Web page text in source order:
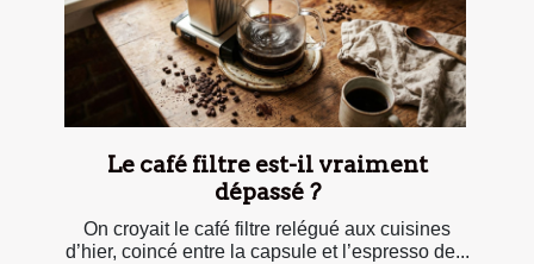
Le café filtre est-il vraiment
dépassé ?
On croyait le café filtre relégué aux cuisines
d’hier, coincé entre la capsule et l’espresso de...